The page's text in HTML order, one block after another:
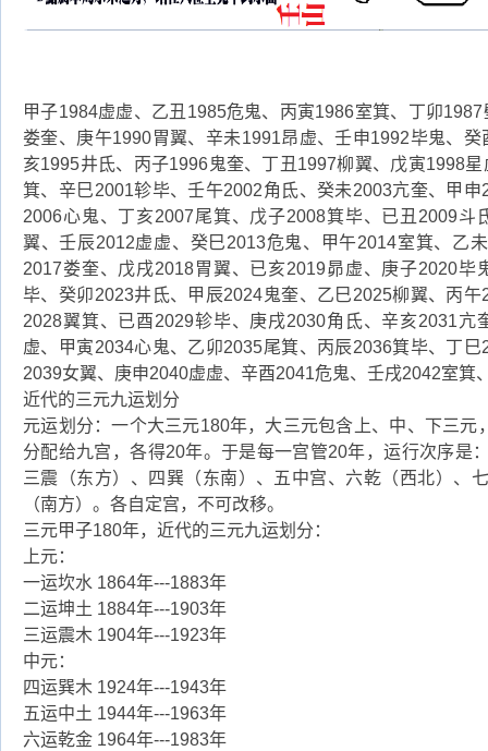
甲子1984虚虚、乙丑1985危鬼、丙寅1986室箕、丁卯
娄奎、庚午1990胃翼、辛未1991昂虚、壬申1992毕鬼、
亥1995井氐、丙子1996鬼奎、丁丑1997柳翼、戊寅1998
箕、辛巳2001轸毕、壬午2002角氐、癸未2003亢奎、甲
2006心鬼、丁亥2007尾箕、戊子2008箕毕、已丑2009斗
翼、壬辰2012虚虚、癸巳2013危鬼、甲午2014室箕、乙
2017娄奎、戊戌2018胃翼、已亥2019昴虚、庚子2020毕
毕、癸卯2023井氐、甲辰2024鬼奎、乙巳2025柳翼、丙
2028翼箕、已酉2029轸毕、庚戌2030角氐、辛亥2031亢
虚、甲寅2034心鬼、乙卯2035尾箕、丙辰2036箕毕、丁
2039女翼、庚申2040虚虚、辛酉2041危鬼、壬戌2042室箕
近代的三元九运划分
元运划分：一个大三元180年，大三元包含上、中、下三元
分配给九宫，各得20年。于是每一宫管20年，运行次序是
三震（东方）、四巽（东南）、五中宫、六乾（西北）、
（南方）。各自定宫，不可改移。
三元甲子180年，近代的三元九运划分：
上元：
一运坎水 1864年---1883年
二运坤土 1884年---1903年
三运震木 1904年---1923年
中元：
四运巽木 1924年---1943年
五运中土 1944年---1963年
六运乾金 1964年---1983年